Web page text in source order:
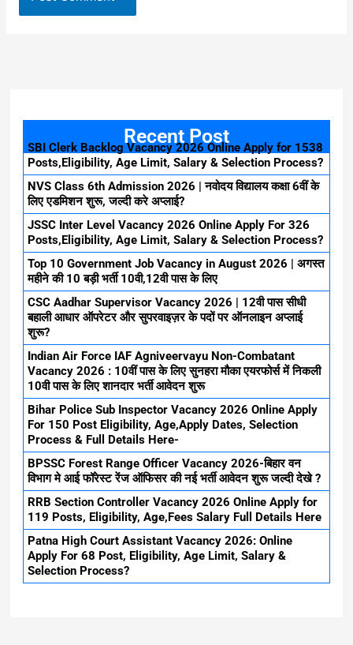
Recent Post
SBI Clerk Backlog Vacancy 2026 Online Apply for 1538
Posts,Eligibility, Age Limit, Salary & Selection Process?
NVS Class 6th Admission 2026 | नवोदय विद्यालय कक्षा 6वीं के
लिए एडमिशन शुरू, जल्दी करे अप्लाई?
JSSC Inter Level Vacancy 2026 Online Apply For 326
Posts,Eligibility, Age Limit, Salary & Selection Process?
Top 10 Government Job Vacancy in August 2026 | अगस्त
महीने की 10 बड़ी भर्ती 10वी,12वी पास के लिए
CSC Aadhar Supervisor Vacancy 2026 | 12वी पास सीधी
बहाली आधार ऑपरेटर और सुपरवाइज़र के पदों पर ऑनलाइन अप्लाई
शुरू?
Indian Air Force IAF Agniveervayu Non-Combatant
Vacancy 2026 : 10वीं पास के लिए सुनहरा मौका एयरफोर्स में निकली
10वी पास के लिए शानदार भर्ती आवेदन शुरू
Bihar Police Sub Inspector Vacancy 2026 Online Apply
For 150 Post Eligibility, Age,Apply Dates, Selection
Process & Full Details Here-
BPSSC Forest Range Officer Vacancy 2026-बिहार वन
विभाग मे आई फॉरेस्ट रेंज ऑफिसर की नई भर्ती आवेदन शुरू जल्दी देखे ?
RRB Section Controller Vacancy 2026 Online Apply for
119 Posts, Eligibility, Age,Fees Salary Full Details Here
Patna High Court Assistant Vacancy 2026: Online
Apply For 68 Post, Eligibility, Age Limit, Salary &
Selection Process?